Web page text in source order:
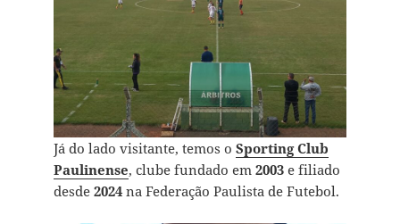
Já do lado visitante, temos o Sporting Club
Paulinense, clube fundado em 2003e filiado
desde 2024na Federação Paulista de Futebol.